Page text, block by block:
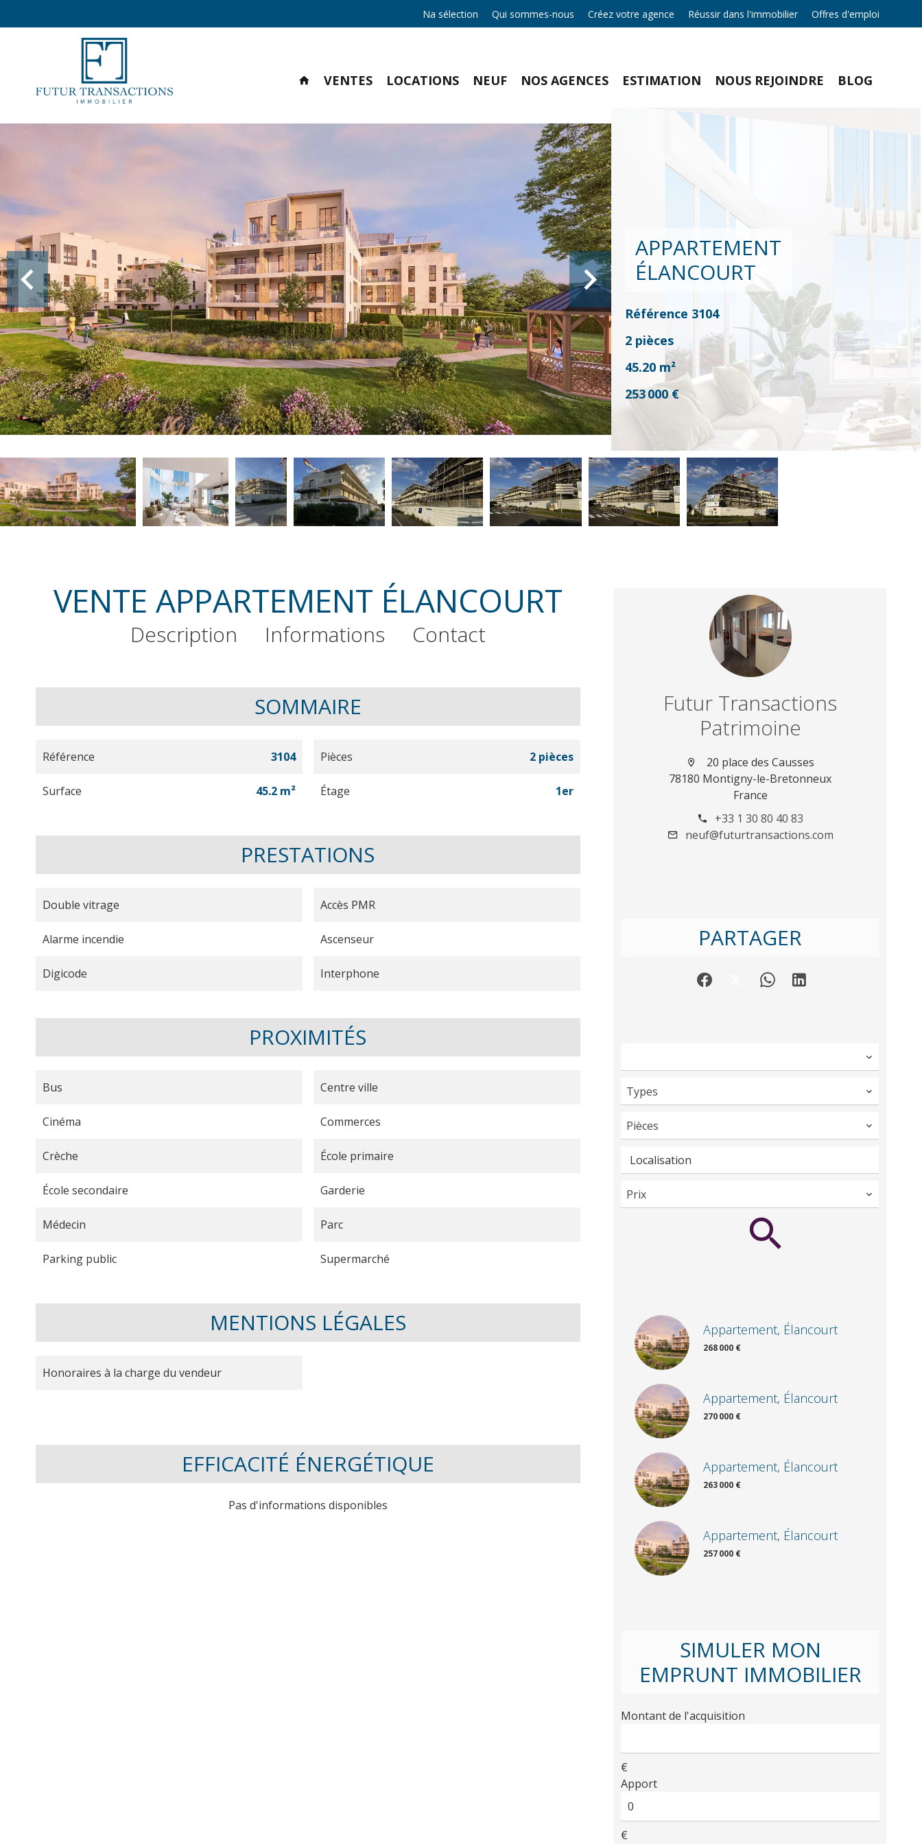
Na sélection Qui sommes-nous Créez votre agence Réussir dans l'immobilier Offres d'emploi
VENTES LOCATIONS NEUF NOS AGENCES ESTIMATION NOUS REJOINDRE BLOG
APPARTEMENT
ÉLANCOURT
Référence 3104
2 pièces
45.20 m²
253 000 €
VENTE APPARTEMENT ÉLANCOURT
Description Informations Contact
SOMMAIRE
Référence 3104 Pièces 2 pièces
Surface 45.2 m² Étage 1er
PRESTATIONS
Double vitrage Accès PMR
Alarme incendie Ascenseur
Digicode Interphone
PROXIMITÉS
Bus Centre ville
Cinéma Commerces
Crèche École primaire
École secondaire Garderie
Médecin Parc
Parking public Supermarché
MENTIONS LÉGALES
Honoraires à la charge du vendeur
EFFICACITÉ ÉNERGÉTIQUE
Pas d'informations disponibles
Futur Transactions
Patrimoine
20 place des Causses
78180 Montigny-le-Bretonneux
France
+33 1 30 80 40 83
neuf@futurtransactions.com
PARTAGER
Types
Pièces
Localisation
Prix
Appartement, Élancourt
268 000 €
Appartement, Élancourt
270 000 €
Appartement, Élancourt
263 000 €
Appartement, Élancourt
257 000 €
SIMULER MON
EMPRUNT IMMOBILIER
Montant de l'acquisition
€
Apport
€